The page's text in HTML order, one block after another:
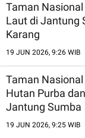
Taman
Laut di Jantung
Karang
19 JUN 2026, 9:26 WIB
Taman
Hutan Purba
Jantung Sumba
19 JUN 2026, 9:25 WIB